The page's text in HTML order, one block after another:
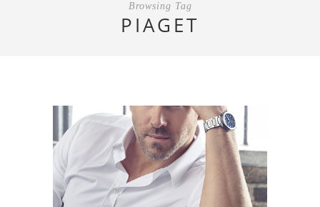
Browsing Tag
PIAGET